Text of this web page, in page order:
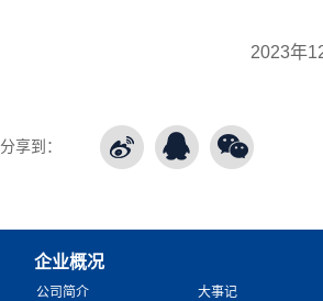
2023年12月
分享到：
企业概况
公司简介 大事记